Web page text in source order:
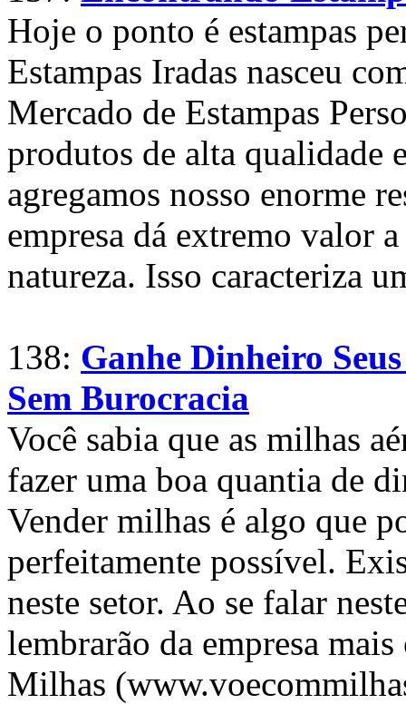
Hoje o ponto é estampas
Estampas Iradas nasceu
Mercado de Estampas
produtos de alta qualidade
agregamos nosso enorme
empresa dá extremo valor
natureza. Isso caracteriza
138: Ganhe Dinheiro
Sem Burocracia
Você sabia que as milhas
fazer uma boa quantia de
Vender milhas é algo que
perfeitamente possível.
neste setor. Ao se falar
lembrarão da empresa
Milhas